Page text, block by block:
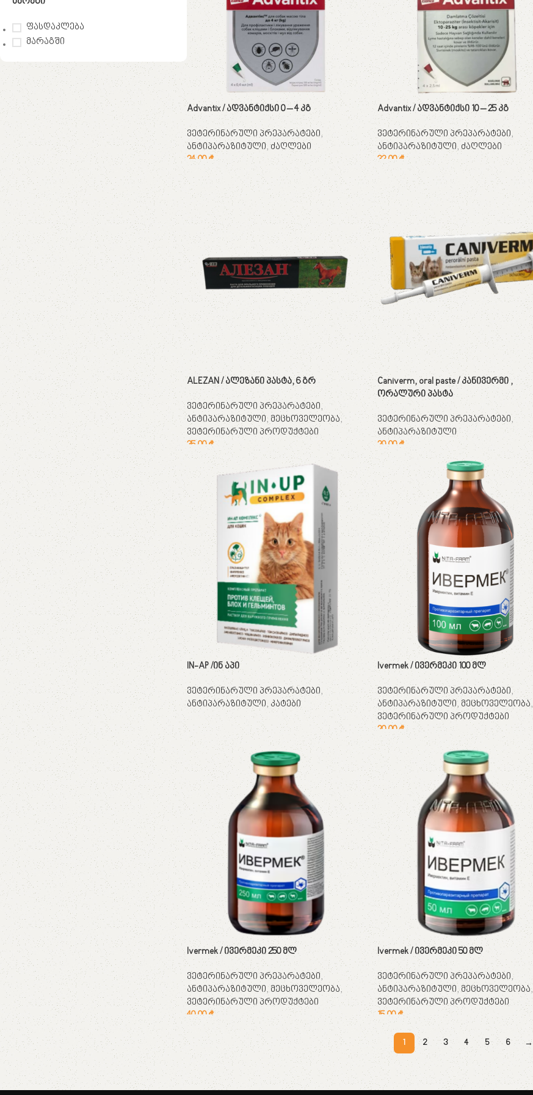
ფასდაკლება
მარაგში
Upholstered chair
Advantix / ადვანტიქსი 0 – 4 კგ
ვეტერინარული პრეპარატები,
ანტიპარაზიტული,ძაღლები
24,00₾
კალათაში დამატება
Advantix / ადვანტიქსი 10 – 25 კგ
ვეტერინარული პრეპარატები,
ანტიპარაზიტული, ძაღლები
32,00₾
კალათაში დამატება
ALEZAN / ალეზანი პასტა, 6 გრ
ვეტერინარული პრეპარატები,
ანტიპარაზიტული, მეცხოველეობა,
ვეტერინარული პროდუქტები
35,00₾
კალათაში დამატება
Caniverm, oral paste / კანივერმი ,
ორალური პასტა
ვეტერინარული პრეპარატები,
ანტიპარაზიტული
20,00₾
კალათაში დამატება
IN-AP /ინ აპი
ვეტერინარული პრეპარატები,
ანტიპარაზიტული, კატები
ვრცლად
Ivermek / ივერმეკი 100 მლ
ვეტერინარული პრეპარატები,
ანტიპარაზიტული, მეცხოველეობა,
ვეტერინარული პროდუქტები
20,00₾
კალათაში დამატება
Ivermek / ივერმეკი 250 მლ
ვეტერინარული პრეპარატები,
ანტიპარაზიტული,მეცხოველეობა,
ვეტერინარული პროდუქტები
40,00₾
კალათაში დამატება
Ivermek / ივერმეკი 50 მლ
ვეტერინარული პრეპარატები,
ანტიპარაზიტული,მეცხოველეობა,
ვეტერინარული პროდუქტები
15,00₾
კალათაში დამატება
1 2 3 4 5 6 →